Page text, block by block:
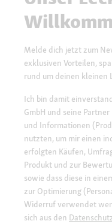
Melde dich jetzt zum
exklusiven Vorteilen,
rund um deinen kleinen
Ich bin damit
GmbH und seine
und Informationen
nutzten, um mir einen
erfolgten Käufen,
Produkt und zur
sowie dass diese in
zur Optimierung
Widerruf verwendet
sich aus den